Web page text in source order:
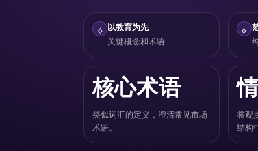
⟡ 以教育为先
关键概念和术语
⟡
核心术语
类似词汇的定义，澄清常见市场
术语。
将观
结构